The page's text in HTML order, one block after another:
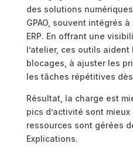
des solutions
GPAO, souvent intégrés
ERP. En offrant une
l’atelier, ces outils
blocages, à ajuster les
les tâches répétitives
Résultat, la charge est
pics d’activité sont
ressources sont gérées
Explications.